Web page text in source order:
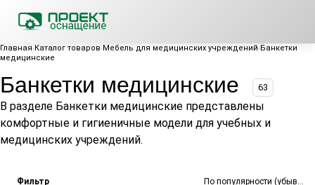
Главная Каталог товаров Мебель для медицинских учреждений Банкетки
медицинские
Банкетки медицинские 63
В разделе Банкетки медицинские представлены
комфортные и гигиеничные модели для учебных и
медицинских учреждений.
Фильтр По популярности